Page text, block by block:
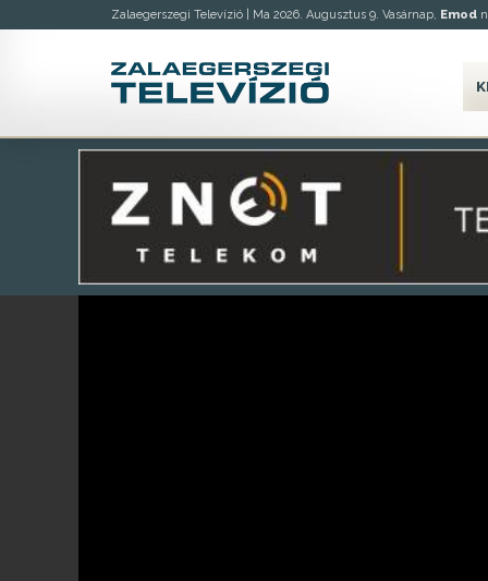
Zalaegerszegi Televízió | Ma 2026. Augusztus 9. Vasárnap, Emod